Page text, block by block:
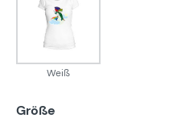
Weiß
Größe